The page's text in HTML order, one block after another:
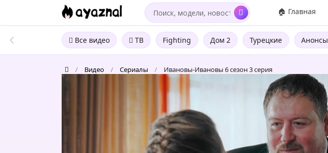
🏠 Главная
Все видео ТВ Fighting Дом 2 Турецкие Анонсы
/ Видео / Сериалы / Ивановы-Ивановы 6 сезон 3 серия
6